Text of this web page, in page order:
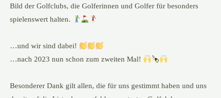
Bild der Golfclubs, die Golferinnen und Golfer für besonders
spielenswert halten.
…und wir sind dabei!
…nach 2023 nun schon zum zweiten Mal!
Besonderer Dank gilt allen, die für uns gestimmt haben und uns